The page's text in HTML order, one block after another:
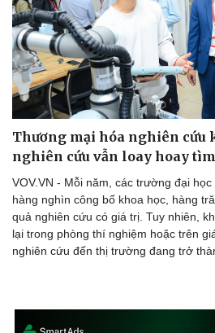
Thương mại hóa nghiên cứu
nghiên cứu vẫn loay hoay
VOV.VN - Mỗi năm, các trường đại
hàng nghìn công bố khoa học, hàng
quả nghiên cứu có giá trị. Tuy nhiên,
lại trong phòng thí nghiệm hoặc trên
nghiên cứu đến thị trường đang trở